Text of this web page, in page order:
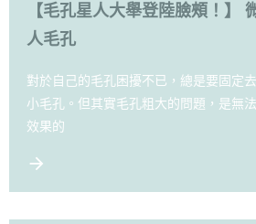
【毛孔星人大舉登陸臉頰！】
人毛孔
對於自己的毛孔困擾不已，總是要固定
小毛孔。但其實毛孔粗大的問題，是無
效果的